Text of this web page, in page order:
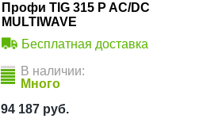
Профи TIG 315 P AC/DC
MULTIWAVE
Бесплатная доставка
В наличии:
Много
94 187 руб.